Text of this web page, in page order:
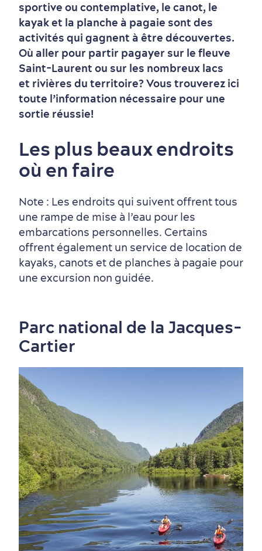
Vieux-Québec
Quartiers centraux
Incontournables
Quoi faire en août
7 expériences gourmandes
Produits locaux
Où dormir?
Vieux-Québec
Forfaits et rabais
Itinéraires
sportive ou contemplative, le canot, le
kayak et la planche à pagaie sont des
activités qui gagnent à être découvertes.
Où aller pour partir pagayer sur le fleuve
Saint-Laurent ou sur les nombreux lacs
et rivières du territoire? Vous trouverez ici
toute l’information nécessaire pour une
sortie réussie!
Les plus beaux endroits
où en faire
Note : Les endroits qui suivent offrent tous
une rampe de mise à l’eau pour les
embarcations personnelles. Certains
offrent également un service de location de
kayaks, canots et de planches à pagaie pour
une excursion non guidée.
Parc national de la Jacques-
Cartier